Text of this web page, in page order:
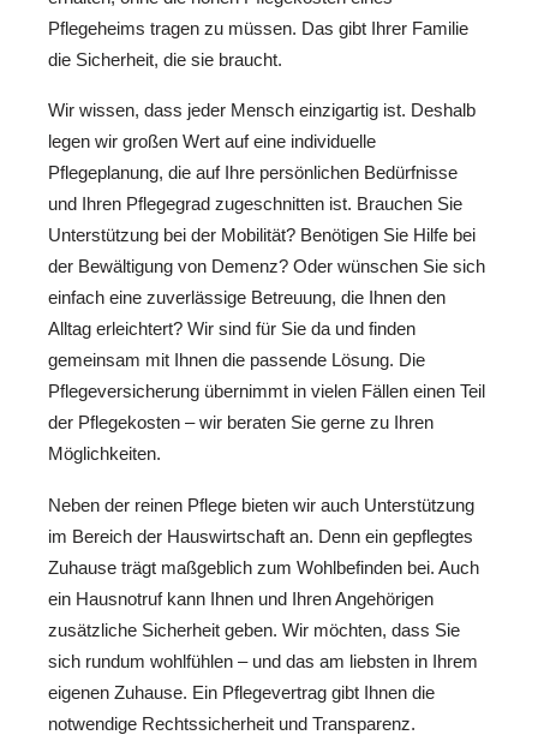
Pflegeheims tragen zu müssen. Das gibt Ihrer Familie
die Sicherheit, die sie braucht.
Wir wissen, dass jeder Mensch einzigartig ist. Deshalb
legen wir großen Wert auf eine individuelle
Pflegeplanung, die auf Ihre persönlichen Bedürfnisse
und Ihren Pflegegrad zugeschnitten ist. Brauchen Sie
Unterstützung bei der Mobilität? Benötigen Sie Hilfe bei
der Bewältigung von Demenz? Oder wünschen Sie sich
einfach eine zuverlässige Betreuung, die Ihnen den
Alltag erleichtert? Wir sind für Sie da und finden
gemeinsam mit Ihnen die passende Lösung. Die
Pflegeversicherung übernimmt in vielen Fällen einen Teil
der Pflegekosten – wir beraten Sie gerne zu Ihren
Möglichkeiten.
Neben der reinen Pflege bieten wir auch Unterstützung
im Bereich der Hauswirtschaft an. Denn ein gepflegtes
Zuhause trägt maßgeblich zum Wohlbefinden bei. Auch
ein Hausnotruf kann Ihnen und Ihren Angehörigen
zusätzliche Sicherheit geben. Wir möchten, dass Sie
sich rundum wohlfühlen – und das am liebsten in Ihrem
eigenen Zuhause. Ein Pflegevertrag gibt Ihnen die
notwendige Rechtssicherheit und Transparenz.